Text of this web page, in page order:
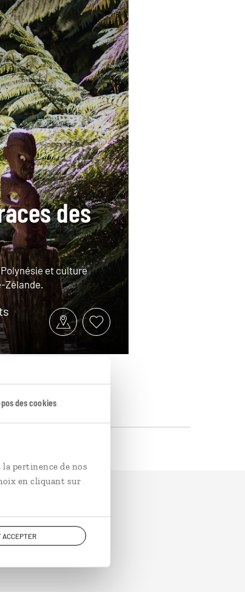
des cookies
pertinence de nos
en cliquant sur
ACCEPTER
des
et culture
Zélande.